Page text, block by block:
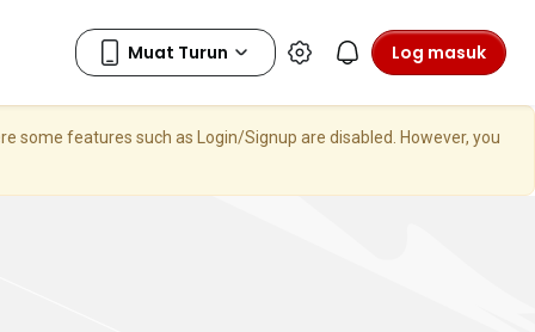
Log masuk
some features such as Login/Signup are disabled. However, you